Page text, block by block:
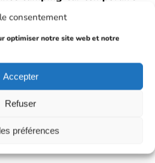
consentement
optimiser notre site web et notre
Accepter
Refuser
préférences
responsabilité civile,
peut être ainsi